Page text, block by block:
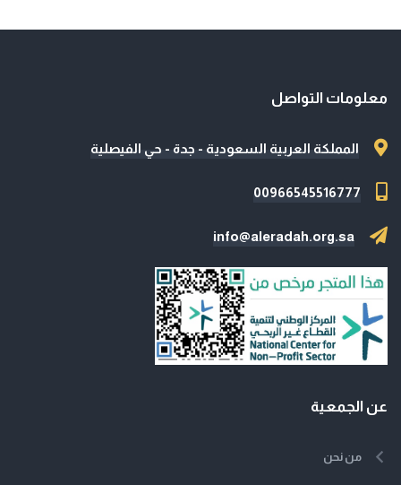
معلومات التواصل
المملكة العربية السعودية - جدة - حي الفيصلية
00966545516777
info@aleradah.org.sa
عن الجمعية
من نحن